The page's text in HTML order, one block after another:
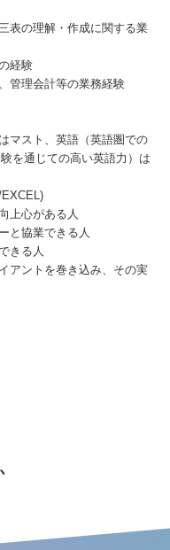
表の理解・作成に関する業
経験
管理会計等の業務経験
マスト、英語（英語圏での
を通じての高い英語力）は
上心がある人
と協業できる人
きる人
アントを巻き込み、その実